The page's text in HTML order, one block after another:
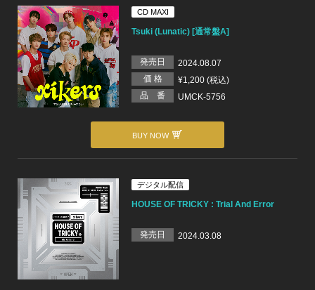
CD MAXI
Tsuki (Lunatic) [通常盤A]
発売日
2024.08.07
価 格
¥1,200 (税込)
品 番
UMCK-5756
BUY NOW
デジタル配信
HOUSE OF TRICKY : Trial And Error
発売日 2024.03.08